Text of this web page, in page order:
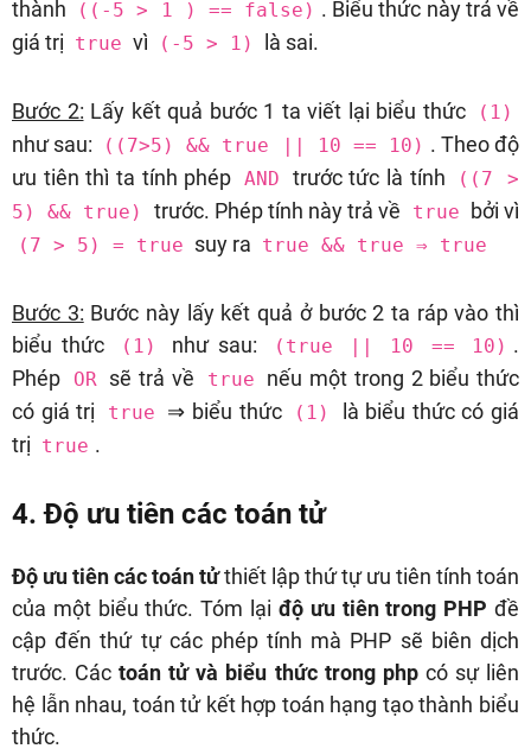
thành ((-5 > 1 ) == false) . Biểu thức này trả về
giá trị true vì (-5 > 1) là sai.
Bước 2: Lấy kết quả bước 1 ta viết lại biểu thức (1)
như sau: ((7>5) && true || 10 == 10) . Theo độ
ưu tiên thì ta tính phép AND trước tức là tính
((7 >
5) && true)
trước. Phép tính này trả về true bởi vì
(7 > 5) = true suy ra true && true ⇒ true
Bước 3: Bước này lấy kết quả ở bước 2 ta ráp vào thì
biểu thức
(1) như sau: (true || 10 == 10) .
Phép
OR sẽ trả về true
nếu một trong 2 biểu thức
có giá trị
true ⇒ biểu thức (1)
là biểu thức có giá
trị true .
4. Độ ưu tiên các toán tử
Độ ưu tiên các toán tửthiết lập thứ tự ưu tiên tính toán
của một biểu thức. Tóm lại độ ưu tiên trong PHP đề
cập đến thứ tự các phép tính mà PHP sẽ biên dịch
trước. Cáctoán tử và biểu thức trong phpcó sự liên
hệ lẫn nhau, toán tử kết hợp toán hạng tạo thành biểu
thức.